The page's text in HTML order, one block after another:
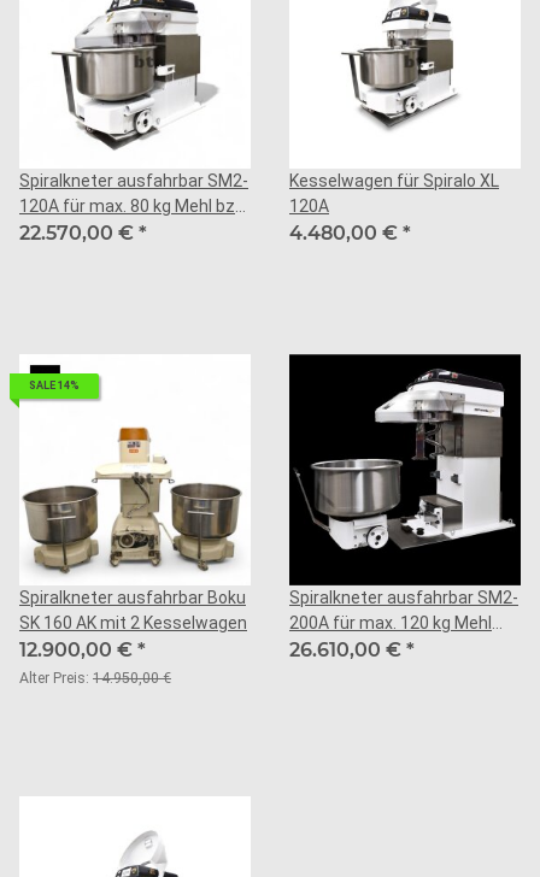
Spiralkneter ausfahrbar SM2-
120A für max. 80 kg Mehl bzw.
120 kg Teig
22.570,00 € *
Kesselwagen für Spiralo XL
120A
4.480,00 € *
SALE 14%
Spiralkneter ausfahrbar Boku
SK 160 AK mit 2 Kesselwagen
12.900,00 € *
Alter Preis: 14.950,00 €
Spiralkneter ausfahrbar SM2-
200A für max. 120 kg Mehl
bzw. 200 kg Teig
26.610,00 € *